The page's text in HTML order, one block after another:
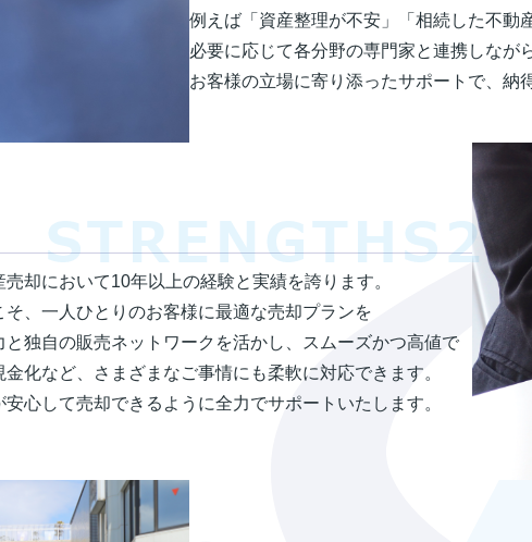
例えば「資産整理が不安」「相続した不動
必要に応じて各分野の専門家と連携しなが
お客様の立場に寄り添ったサポートで、納
却において10年以上の経験と実績を誇ります。
、一人ひとりのお客様に最適な売却プランを
独自の販売ネットワークを活かし、スムーズかつ高値で
化など、さまざまなご事情にも柔軟に対応できます。
心して売却できるように全力でサポートいたします。